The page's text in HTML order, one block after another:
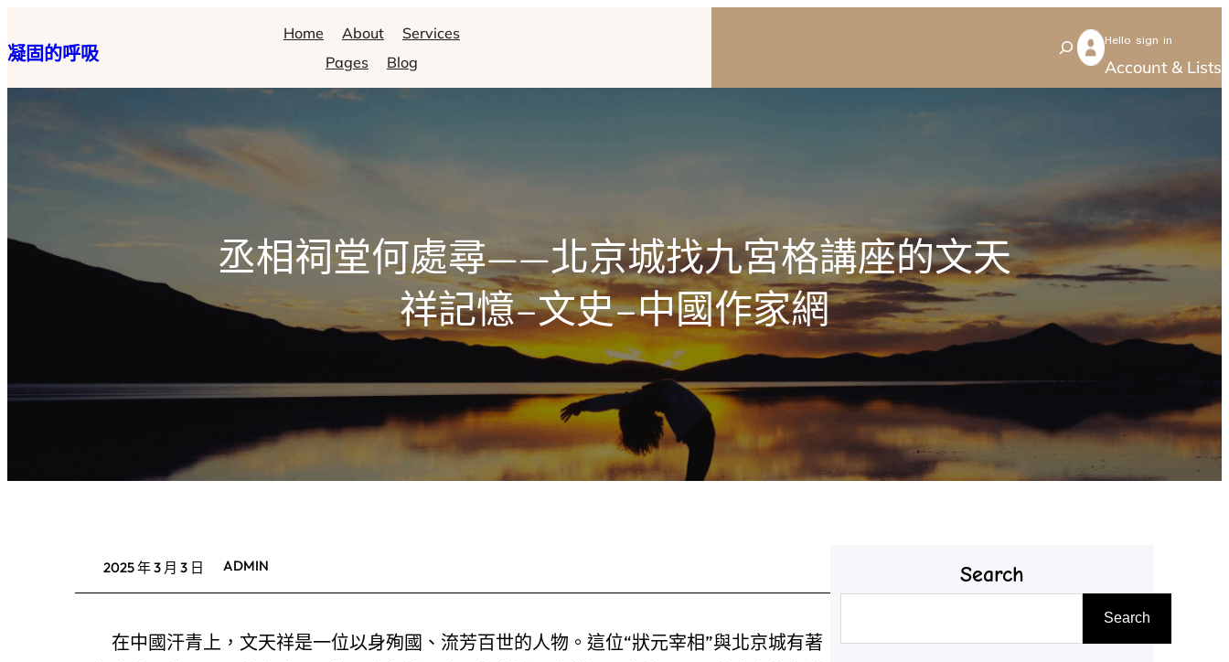
至
主
凝固的呼吸
Home About
Services
Pages
Blog
S
e
Hello sign in
Account & Lists
丞相祠堂何處尋——北京城找九宮格講座的文天
祥記憶–文史–中國作家網
2025 年 3 月 3 日 ADMIN
在中國汗青上，文天祥是一位以身殉國、流芳百世的人物。這位“狀元宰相”與北京城有著
Search
尋
Search